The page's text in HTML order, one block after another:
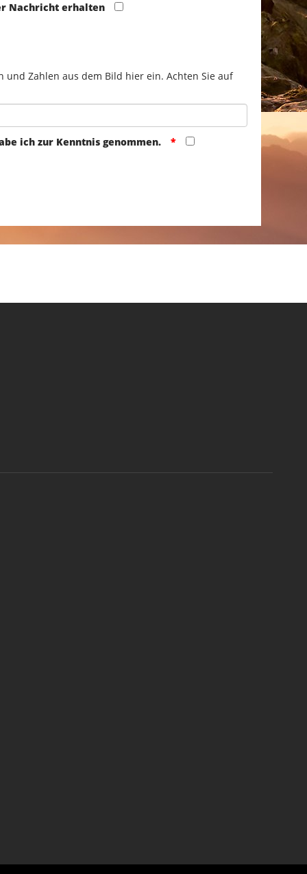
Nachricht erhalten
und Zahlen aus dem Bild hier ein. Achten Sie auf
ich zur Kenntnis genommen.